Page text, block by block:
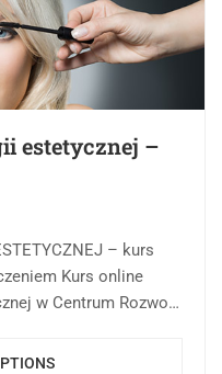
estetycznej –
– kurs
Kurs online
w Centrum Rozwoju